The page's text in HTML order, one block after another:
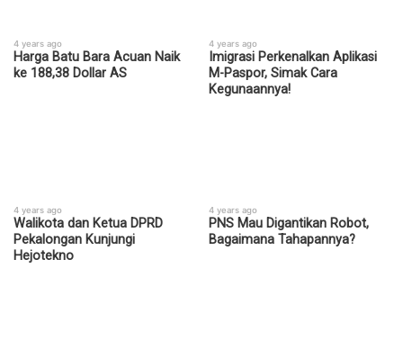
4 years ago
Harga Batu Bara Acuan Naik
ke 188,38 Dollar AS
4 years ago
Imigrasi Perkenalkan Aplikasi
M-Paspor, Simak Cara
Kegunaannya!
4 years ago
Walikota dan Ketua DPRD
Pekalongan Kunjungi
Hejotekno
4 years ago
PNS Mau Digantikan Robot,
Bagaimana Tahapannya?